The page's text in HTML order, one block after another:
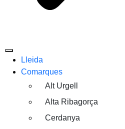
Lleida
Comarques
Alt Urgell
Alta Ribagorça
Cerdanya